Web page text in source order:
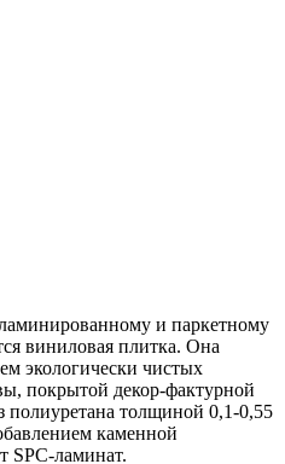
и паркетному
виниловая плитка. Она
экологически чистых
покрытой декор-фактурной
толщиной 0,1-0,55
каменной
SPC-ламинат.